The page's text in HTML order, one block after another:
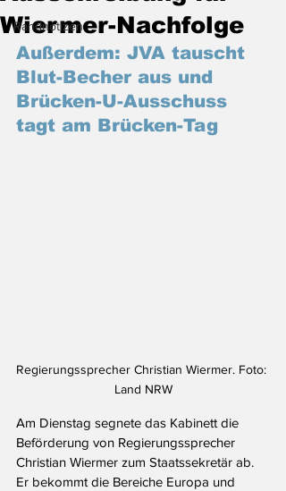
Randnotizen
Wiermer-Nachfolge
Außerdem: JVA tauscht
Blut-Becher aus und
Brücken-U-Ausschuss
tagt am Brücken-Tag
Regierungssprecher Christian Wiermer. Foto:
Land NRW
Am Dienstag segnete das Kabinett die
Beförderung von Regierungssprecher
Christian Wiermer zum Staatssekretär ab.
Er bekommt die Bereiche Europa und